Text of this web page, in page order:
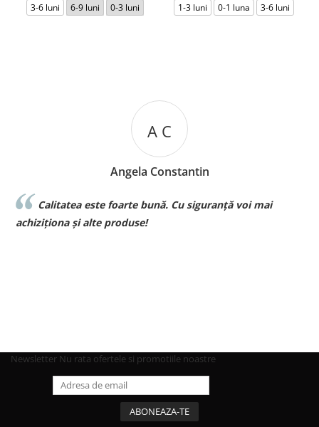
3-6 luni 6-9 luni 0-3 luni 1-3 luni 0-1 luna 3-6 luni
A C
Angela Constantin
Calitatea este foarte bună. Cu siguranță voi mai
achiziționa și alte produse!
Newsletter Nu rata ofertele si promotiile noastre